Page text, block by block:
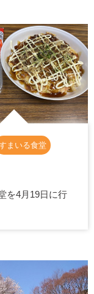
まいる食堂
を4月19日に行